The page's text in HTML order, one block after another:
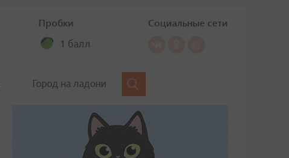
Пробки
1 балл
Социальные сети
Город на ладони